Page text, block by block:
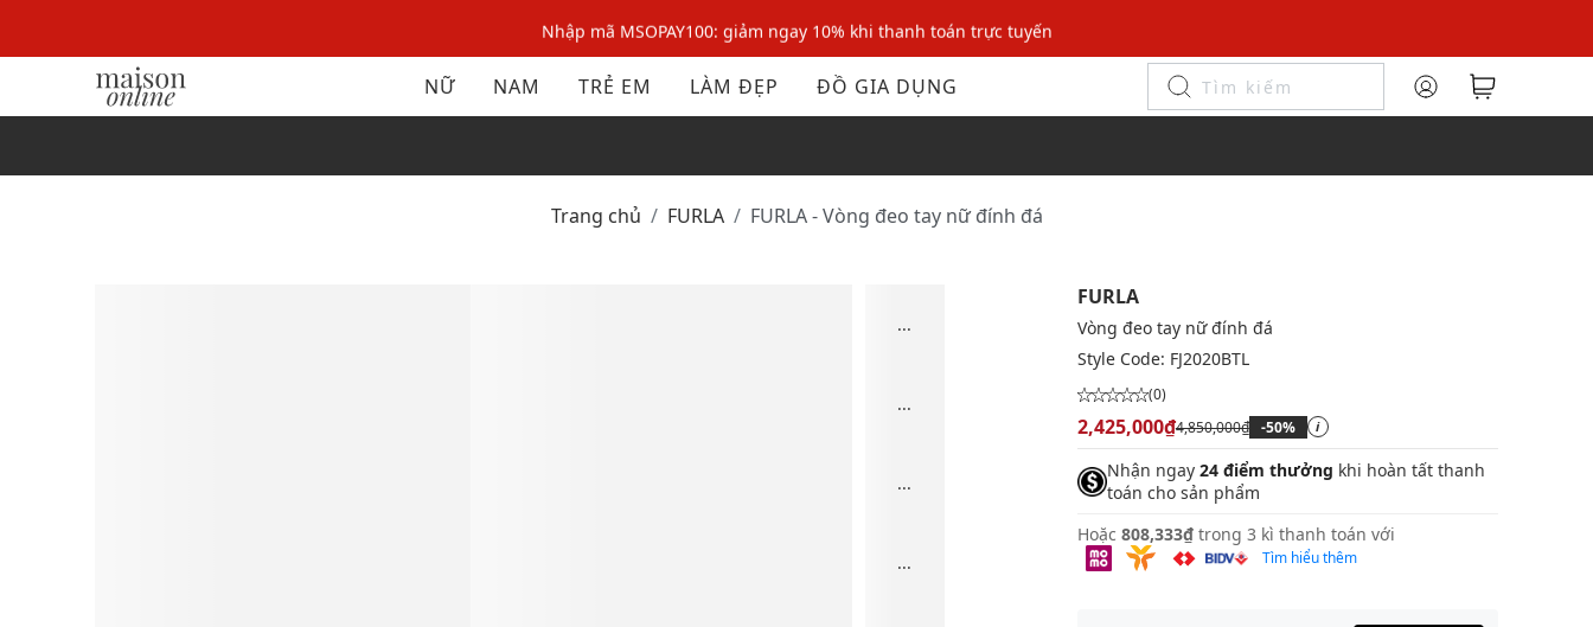
Nhập mã MSOPAY100: giảm ngay 10% khi thanh toán trực tuyến
Nhập mã: MSOXINCHAO - Giảm 10% đơn đầu cho thành viên mới!
Nhập mã MSOPAY100: giảm ngay 10% khi thanh toán trực tuyến
NỮ NAM TRẺ EM LÀM ĐẸP ĐỒ GIA DỤNG
Trang chủ FURLA FURLA - Vòng đeo tay nữ đính đá
...
...
...
...
FURLA
Vòng đeo tay nữ đính đá
Style Code: FJ2020BTL
(0)
2,425,000₫4,850,000₫ -50% i
Nhận ngay 24 điểm thưởng khi hoàn tất thanh
toán cho sản phẩm
Hoặc 808,333₫ trong 3 kì thanh toán với
Tìm hiểu thêm